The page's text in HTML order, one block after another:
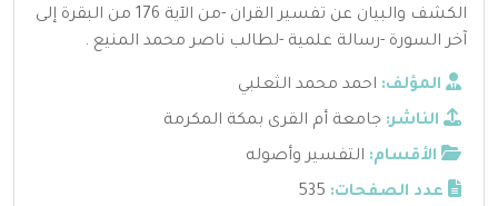
الكشف والبيان عن تفسير القران -من الآية 176 من البقرة إلى
آخر السورة -رسالة علمية -لطالب ناصر محمد المنيع .
المؤلف: احمد محمد الثعلبي
الناشر: جامعة أم القرى بمكة المكرمة
الأقسام: التفسير وأصوله
عدد الصفحات: 535